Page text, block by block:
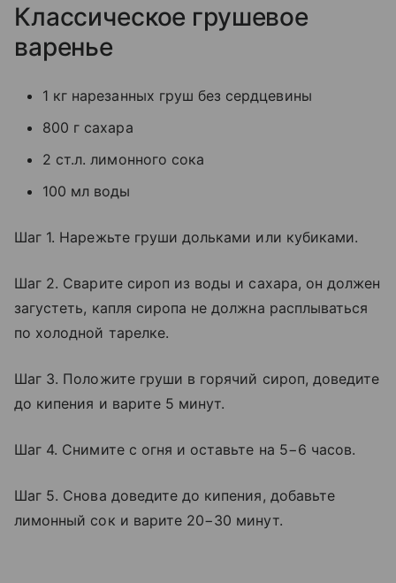
Классическое грушевое
варенье
1 кг нарезанных груш без сердцевины
800 г сахара
2 ст.л. лимонного сока
100 мл воды
Шаг 1. Нарежьте груши дольками или кубиками.
Шаг 2. Сварите сироп из воды и сахара, он должен
загустеть, капля сиропа не должна расплываться
по холодной тарелке.
Шаг 3. Положите груши в горячий сироп, доведите
до кипения и варите 5 минут.
Шаг 4. Снимите с огня и оставьте на 5−6 часов.
Шаг 5. Снова доведите до кипения, добавьте
лимонный сок и варите 20−30 минут.